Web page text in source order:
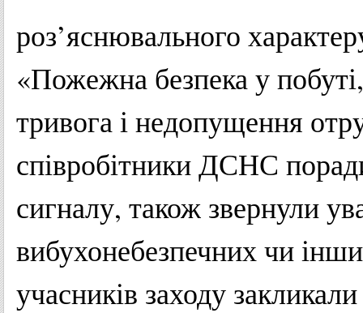
роз’яснювального
«Пожежна безпека у
тривога і недопущення
співробітники ДСНС
сигналу, також звернули
вибухонебезпечних чи
учасників заходу